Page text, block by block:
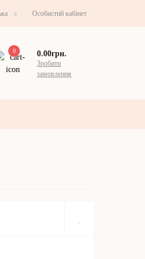
Особистий кабінет
0 0.00грн.
Зробити
замовлення